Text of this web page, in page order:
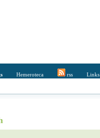
Hemeroteca rss Links
del destinatario